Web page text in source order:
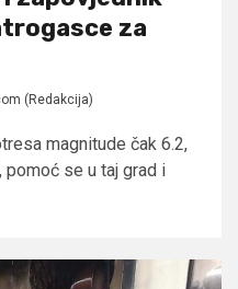
za
(Redakcija)
magnitude čak 6.2,
se u taj grad i